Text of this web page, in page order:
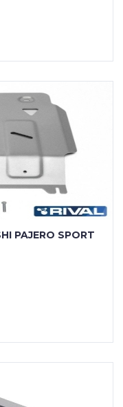
PAJERO SPORT